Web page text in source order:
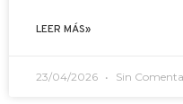
LEER MÁS»
23/04/2026 Sin